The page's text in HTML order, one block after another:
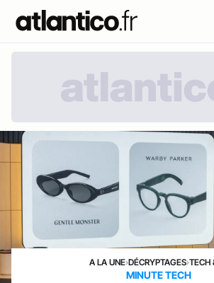
A LA UNE›DÉCRYPTAGES›TECH
MINUTE TECH